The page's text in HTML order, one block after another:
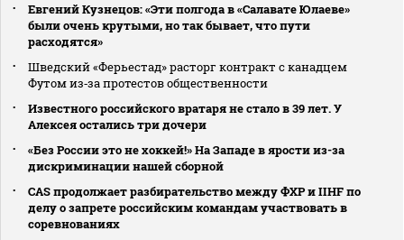
Евгений Кузнецов: «Эти полгода в «Салавате Юлаеве»
были очень крутыми, но так бывает, что пути
расходятся»
Шведский «Ферьестад» расторг контракт с канадцем
Футом из‑за протестов общественности
Известного российского вратаря не стало в 39 лет. У
Алексея остались три дочери
«Без России это не хоккей!» На Западе в ярости из-за
дискриминации нашей сборной
CAS продолжает разбирательство между ФХР и IIHF по
делу о запрете российским командам участвовать в
соревнованиях